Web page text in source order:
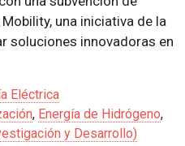
una iniciativa de la
soluciones innovadoras en
Eléctrica
, Energía de Hidrógeno,
y Desarrollo)